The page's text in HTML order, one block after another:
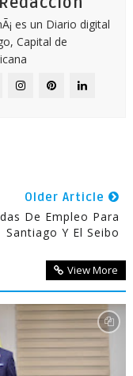
es un Diario digital
Capital de
Older Article
De Empleo Para
Santiago Y El Seibo
View More